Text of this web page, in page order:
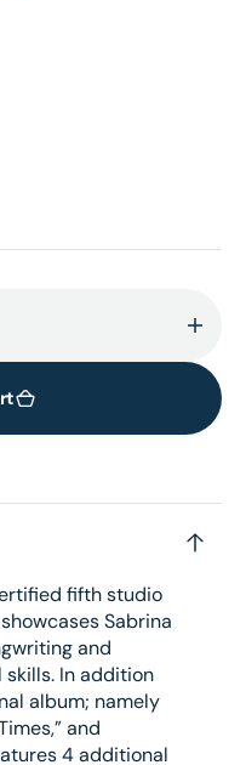
for
send
fwd:
fifth studio
Sabrina
and
skills. In addition
album; namely
and
4 additional